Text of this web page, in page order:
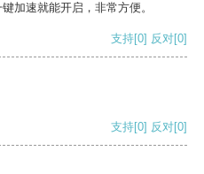
加速就能开启，非常方便。
支持[0] 反对[0]
支持[0] 反对[0]